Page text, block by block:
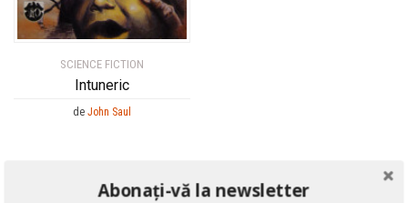
SCIENCE FICTION
Intuneric
de John Saul
Abonați-vă la newsletter